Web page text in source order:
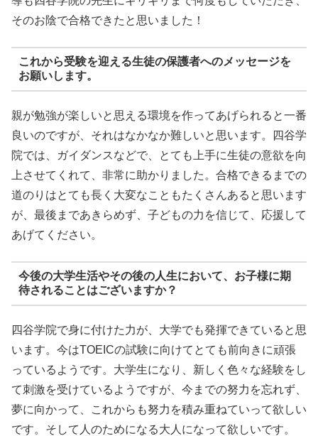
そのお陰で合格できたと思いました！
これから受験を迎える生徒の保護者へのメッセージを
お願いします。
親が勉強が楽しいと思える環境を作ってあげられると一番
良いのですが、それはなかなか難しいと思います。四谷学
院では、ガイダンスなどで、とても上手に生徒の意欲を向
上させてくれて、非常に助かりました。合格できるまでの
道のりはとても長く大変なこともたくさんあると思います
が、最後まであきらめず、子どもの力を信じて、応援して
あげてください。
今後の大学生活やその後の人生において、お子様に期
待されることはございますか？
四谷学院で身に付けた力が、大学でも発揮できていると思
います。今はTOEICの試験に向けてとても前向きに頑張
っているようです。大学生になり、新しく色々な経験をし
て刺激を受けているようですが、今までの努力を忘れず、
夢に向かって、これからも努力を積み重ねていって欲しい
です。そして人のためになる大人になって欲しいです。